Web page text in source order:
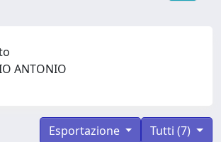
ANTONIO
Tutti (7)
Esportazione